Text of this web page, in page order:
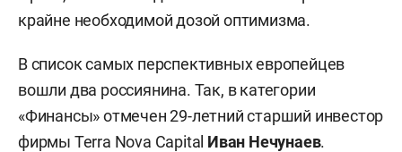
крайне необходимой дозой оптимизма.
В список самых перспективных европейцев
вошли два россиянина. Так, в категории
«Финансы» отмечен 29-летний старший инвестор
фирмы Terra Nova Capital Иван Нечунаев.